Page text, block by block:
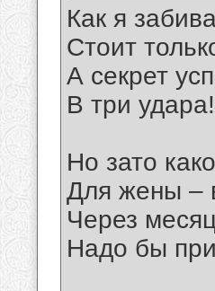
Как я
Стоит
А секрет
В три
Но зато
Для жены –
Через
Надо бы